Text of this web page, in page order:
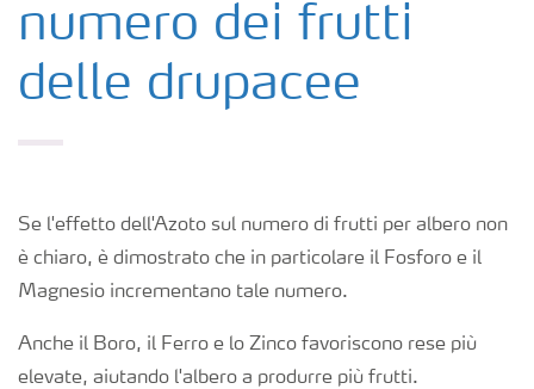
Concimi
Biostimolanti
NPK
numero dei frutti
delle drupacee
Se l'effetto dell'Azoto sul numero di frutti per albero non
è chiaro, è dimostrato che in particolare il Fosforo e il
Magnesio incrementano tale numero.
Anche il Boro, il Ferro e lo Zinco favoriscono rese più
elevate, aiutando l'albero a produrre più frutti.